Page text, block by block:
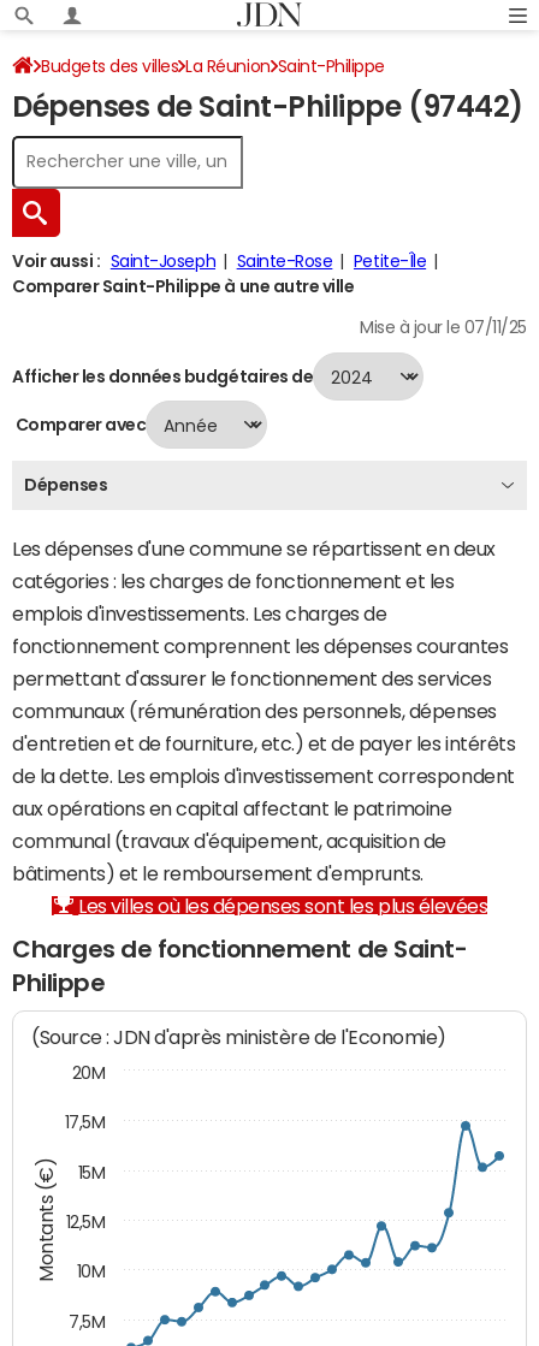
Budgets des villes La Réunion Saint-Philippe
Dépenses 2024
Dépenses de Saint-Philippe (97442)
Voir aussi : Saint-Joseph Sainte-Rose
Petite-Île
Comparer Saint-Philippe à une autre ville
Mise à jour le 07/11/25
Afficher les données budgétaires de
Comparer avec
Dépenses
Les dépenses d'une commune se répartissent en deux
catégories : les charges de fonctionnement et les
emplois d'investissements. Les charges de
fonctionnement comprennent les dépenses courantes
permettant d'assurer le fonctionnement des services
communaux (rémunération des personnels, dépenses
d'entretien et de fourniture, etc.) et de payer les intérêts
de la dette. Les emplois d'investissement correspondent
aux opérations en capital affectant le patrimoine
communal (travaux d'équipement, acquisition de
bâtiments) et le remboursement d'emprunts.
Les villes où les dépenses sont les plus élevées
Charges de fonctionnement de Saint-
Philippe
Montants (€)
(Source : JDN d'après ministère de l'Economie)
7,5M
10M
12,5M
15M
17,5M
20M